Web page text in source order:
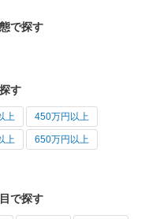
で探す
す
上 450万円以上
上 650万円以上
で探す